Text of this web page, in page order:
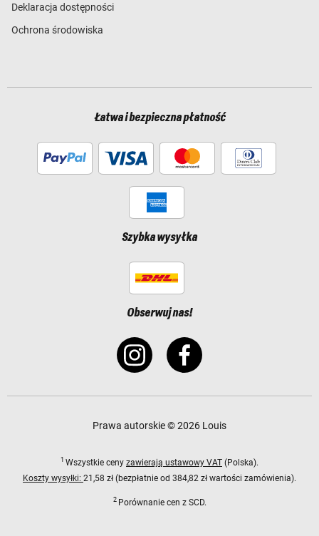
Deklaracja dostępności
Ochrona środowiska
Łatwa i bezpieczna płatność
Szybka wysyłka
Obserwuj nas!
Prawa autorskie © 2026 Louis
1 Wszystkie ceny zawierają ustawowy VAT (Polska).
Koszty wysyłki: 21,58 zł (bezpłatnie od 384,82 zł wartości zamówienia).
2 Porównanie cen z SCD.